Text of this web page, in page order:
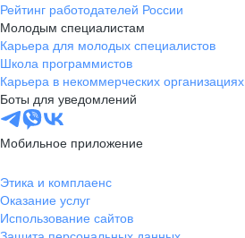
Рейтинг работодателей России
Молодым специалистам
Карьера для молодых специалистов
Школа программистов
Карьера в некоммерческих организациях
Боты для уведомлений
Мобильное приложение
Этика и комплаенс
Оказание услуг
Использование сайтов